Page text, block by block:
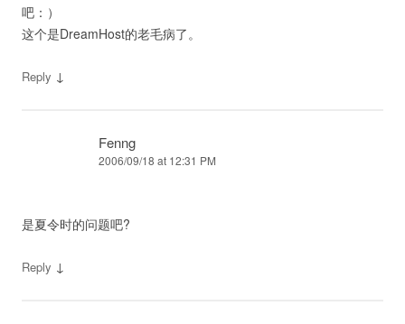
吧：）
这个是DreamHost的老毛病了。
Reply ↓
Fenng
2006/09/18 at 12:31 PM
是夏令时的问题吧?
Reply ↓